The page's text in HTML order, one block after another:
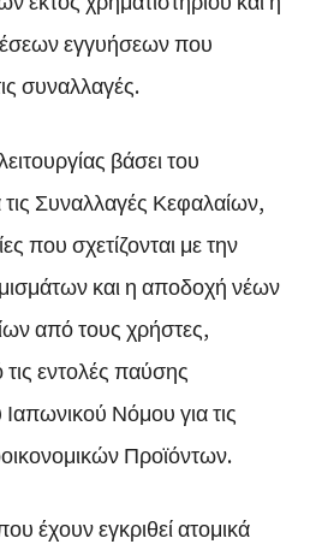
εγγυήσεων που
συναλλαγές.
βάσει του
Συναλλαγές Κεφαλαίων,
που σχετίζονται με την
και η αποδοχή νέων
από τους χρήστες,
εντολές παύσης
Ιαπωνικού Νόμου για τις
Προϊόντων.
έχουν εγκριθεί ατομικά